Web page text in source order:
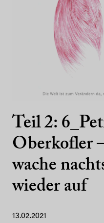
Teil 2:
Oberkofler
wache
wieder auf
13.02.2021